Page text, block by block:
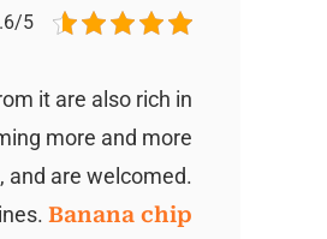
4.6/5 -
it are also rich in
more and more
and are welcomed.
Banana chip